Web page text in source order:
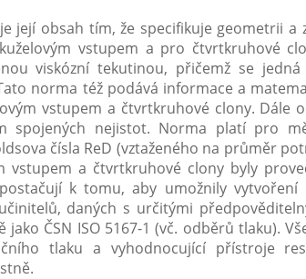
její obsah tím, že specifikuje geometrii a
vstupem a pro čtvrtkruhové
viskózní tekutinou, přičemž se
norma též podává informace a
vstupem a čtvrtkruhové clony. Dále
spojených nejistot. Norma platí pro
čísla ReD (vztaženého na průměr
vstupem a čtvrtkruhové clony byly
k tomu, aby umožnily vytvoření
daných s určitými
ČSN ISO 5167-1 (vč. odběrů tlaku).
tlaku a vyhodnocující přístroje